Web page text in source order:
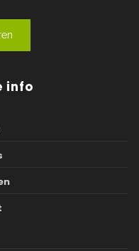
info